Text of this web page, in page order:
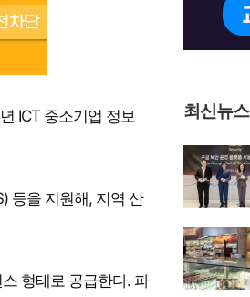
ICT 중소기업 정보
등을 지원해, 지역 산
형태로 공급한다. 파
최신뉴스